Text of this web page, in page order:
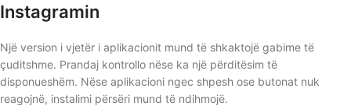
Instagramin
Një version i vjetër i aplikacionit mund të shkaktojë gabime të
çuditshme. Prandaj kontrollo nëse ka një përditësim të
disponueshëm. Nëse aplikacioni ngec shpesh ose butonat nuk
reagojnë, instalimi përsëri mund të ndihmojë.